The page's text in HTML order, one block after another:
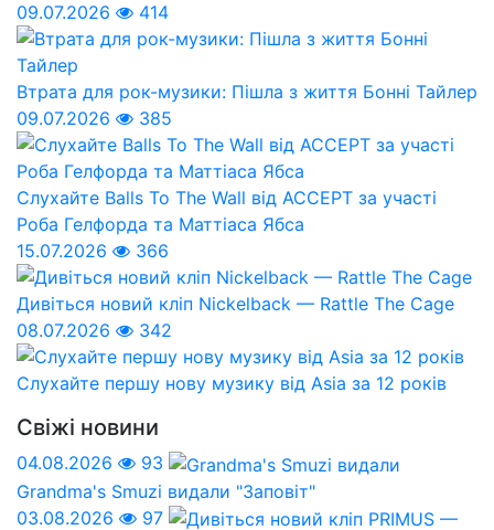
09.07.2026 414
Втрата для рок-музики: Пішла з життя Бонні Тайлер
09.07.2026
385
Слухайте Balls To The Wall від ACCEPT за участі
Роба Гелфорда та Маттіаса Ябса
15.07.2026
366
Дивіться новий кліп Nickelback — Rattle The Cage
08.07.2026
342
Слухайте першу нову музику від Asia за 12 років
Свіжі новини
04.08.2026
93
Grandma's Smuzi видали "Заповіт"
03.08.2026
97